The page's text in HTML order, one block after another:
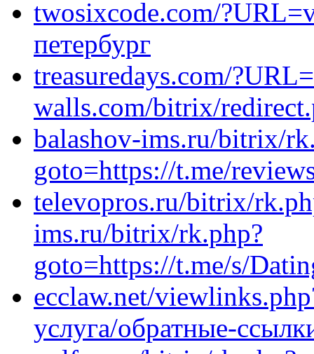
twosixcode.com/
петербург
treasuredays.com/
walls.com/bitrix/
balashov-ims.ru/bitrix/
goto=https://t.me/
televopros.ru/bitrix/
ims.ru/bitrix/rk.php?
goto=https://t.me/s/
ecclaw.net/
услуга/обратные-